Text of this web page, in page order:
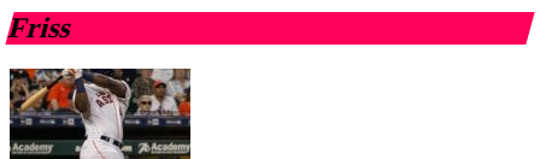
Friss